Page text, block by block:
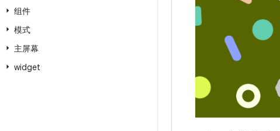
组件
模式
主屏幕
widget